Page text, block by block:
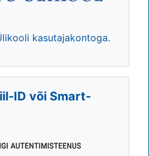
kasutajakontoga.
ID või Smart-